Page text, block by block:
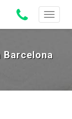
Toggle